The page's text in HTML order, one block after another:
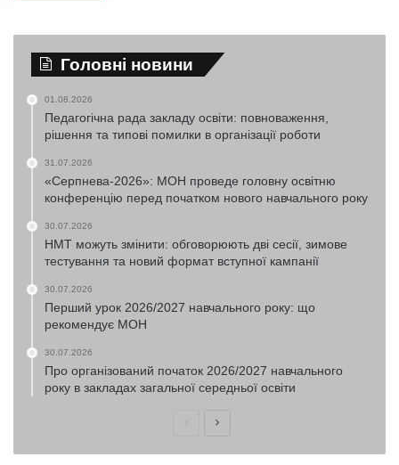
Головні новини
01.08.2026
Педагогічна рада закладу освіти: повноваження,
рішення та типові помилки в організації роботи
31.07.2026
«Серпнева-2026»: МОН проведе головну освітню
конференцію перед початком нового навчального року
30.07.2026
НМТ можуть змінити: обговорюють дві сесії, зимове
тестування та новий формат вступної кампанії
30.07.2026
Перший урок 2026/2027 навчального року: що
рекомендує МОН
30.07.2026
Про організований початок 2026/2027 навчального
року в закладах загальної середньої освіти
ПопередняНаступна